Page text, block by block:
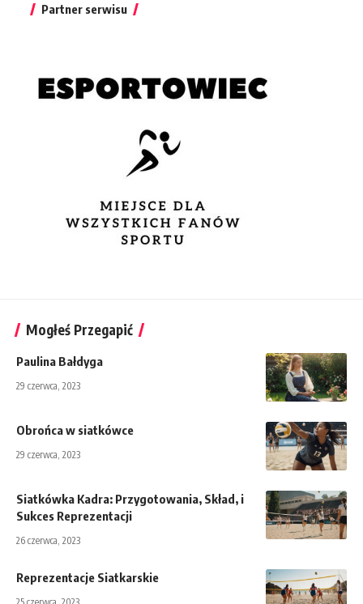
Partner serwisu
Mogłeś Przegapić
Paulina Bałdyga
29 czerwca, 2023
Obrońca w siatkówce
29 czerwca, 2023
Siatkówka Kadra: Przygotowania, Skład, i
Sukces Reprezentacji
26 czerwca, 2023
Reprezentacje Siatkarskie